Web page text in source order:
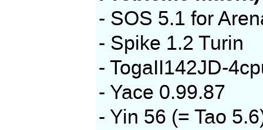
- SOS 5.1 for
- Spike 1.2 Turin
- TogaII142JD-
- Yace 0.99.87
- Yin 56 (= Tao